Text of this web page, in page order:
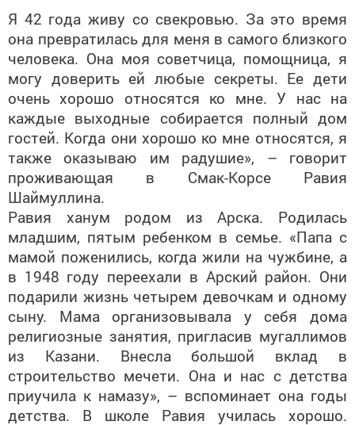
Я 42 года живу со свекровью. За это время
она превратилась для меня в самого близкого
человека. Она моя советчица, помощница, я
могу доверить ей любые секреты. Ее дети
очень хорошо относятся ко мне. У нас на
каждые выходные собирается полный дом
гостей. Когда они хорошо ко мне относятся, я
также оказываю им радушие», – говорит
проживающая в Смак-Корсе Равия
Шаймуллина.
Равия ханум родом из Арска. Родилась
младшим, пятым ребенком в семье. «Папа с
мамой поженились, когда жили на чужбине, а
в 1948 году переехали в Арский район. Они
подарили жизнь четырем девочкам и одному
сыну. Мама организовывала у себя дома
религиозные занятия, пригласив мугаллимов
из Казани. Внесла большой вклад в
строительство мечети. Она и нас с детства
приучила к намазу», – вспоминает она годы
детства. В школе Равия училась хорошо.